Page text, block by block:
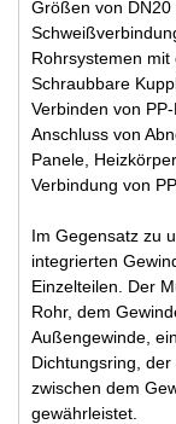
Größen von
Rohrsystemen
Schraubbare
Verbinden von
Anschluss von
Panele,
Verbindung von
Im Gegensatz zu
integrierten
Einzelteilen. Der
Rohr, dem
Außengewinde,
Dichtungsring,
zwischen dem
gewährleistet.